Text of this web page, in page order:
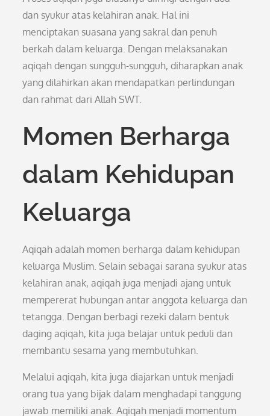
dan syukur atas kelahiran anak. Hal ini
menciptakan suasana yang sakral dan penuh
berkah dalam keluarga. Dengan melaksanakan
aqiqah dengan sungguh-sungguh, diharapkan anak
yang dilahirkan akan mendapatkan perlindungan
dan rahmat dari Allah SWT.
Momen Berharga
dalam Kehidupan
Keluarga
Aqiqah adalah momen berharga dalam kehidupan
keluarga Muslim. Selain sebagai sarana syukur atas
kelahiran anak, aqiqah juga menjadi ajang untuk
mempererat hubungan antar anggota keluarga dan
tetangga. Dengan berbagi rezeki dalam bentuk
daging aqiqah, kita juga belajar untuk peduli dan
membantu sesama yang membutuhkan.
Melalui aqiqah, kita juga diajarkan untuk menjadi
orang tua yang bijak dalam menghadapi tanggung
jawab memiliki anak. Aqiqah menjadi momentum